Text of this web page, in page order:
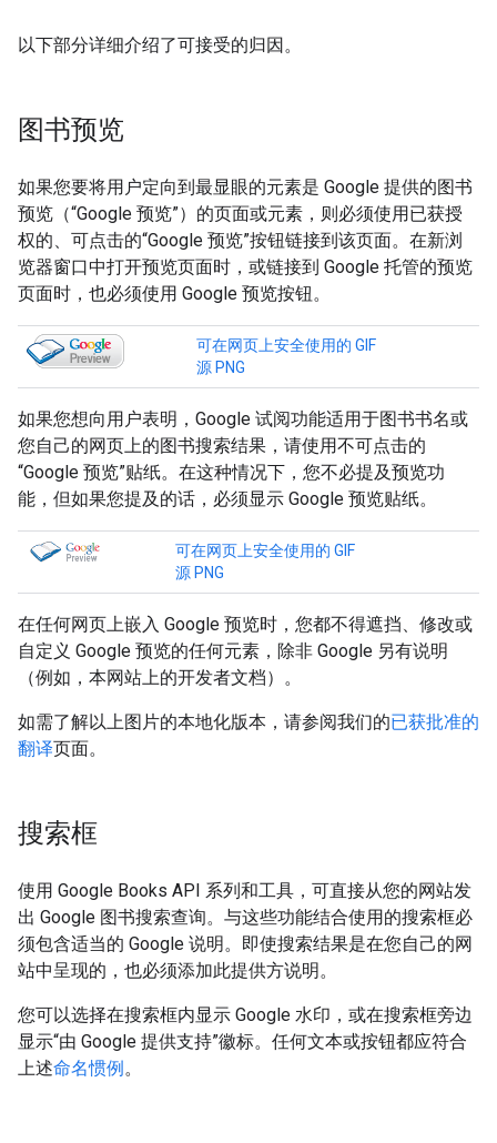
以下部分详细介绍了可接受的归因。
图书预览
如果您要将用户定向到最显眼的元素是 Google 提供的图书
预览（“Google 预览”）的页面或元素，则必须使用已获授
权的、可点击的“Google 预览”按钮链接到该页面。在新浏
览器窗口中打开预览页面时，或链接到 Google 托管的预览
页面时，也必须使用 Google 预览按钮。
可在网页上安全使用的 GIF
源 PNG
如果您想向用户表明，Google 试阅功能适用于图书书名或
您自己的网页上的图书搜索结果，请使用不可点击的
“Google 预览”贴纸。在这种情况下，您不必提及预览功
能，但如果您提及的话，必须显示 Google 预览贴纸。
可在网页上安全使用的 GIF
源 PNG
在任何网页上嵌入 Google 预览时，您都不得遮挡、修改或
自定义 Google 预览的任何元素，除非 Google 另有说明
（例如，本网站上的开发者文档）。
如需了解以上图片的本地化版本，请参阅我们的已获批准的
翻译页面。
搜索框
使用 Google Books API 系列和工具，可直接从您的网站发
出 Google 图书搜索查询。与这些功能结合使用的搜索框必
须包含适当的 Google 说明。即使搜索结果是在您自己的网
站中呈现的，也必须添加此提供方说明。
您可以选择在搜索框内显示 Google 水印，或在搜索框旁边
显示“由 Google 提供支持”徽标。任何文本或按钮都应符合
上述命名惯例。